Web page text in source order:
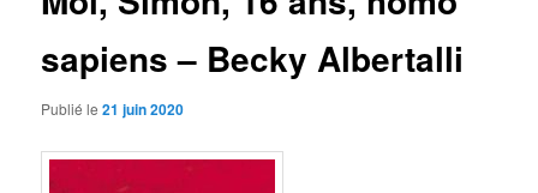
sapiens – Becky Albertalli
Publié le21 juin 2020